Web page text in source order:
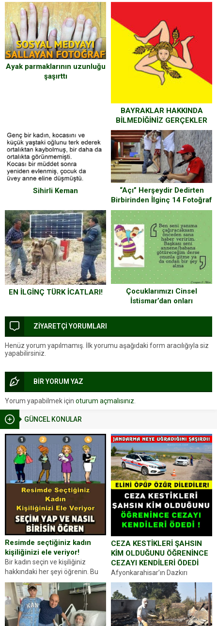
GÜNCEL KONULAR
Resimde seçtiğiniz kadın
kişiliğinizi ele veriyor!
Bir kadın seçin ve kişiliğiniz
hakkındaki her şeyi öğrenin. Bu
kez karşınıza oldukça farklı bir
kişilik testiyle çıkıyoruz. Resimde
gördüğünüz kadın figürlerinden
dikkatinizi en...
CEZA KESTİKLERİ ŞAHSIN
KİM OLDUĞUNU ÖĞRENİNCE
CEZAYI KENDİLERİ ÖDEDİ
Afyonkarahisar’ın Dazkırı
ilçesinde trafik uygulaması
yapan jandarma ekipleri
durdurdukları bir otomobilin
sürücüsünden ehliyet ve ruhsat
sorup belgelerini istedi. Sürücü
Ayak parmaklarının uzunluğu
şaşırttı
BAYRAKLAR HAKKINDA
BİLMEDİĞİNİZ GERÇEKLER
Sihirli Keman
“Açı” Herşeydir Dedirten
Birbirinden İlginç 14 Fotoğraf
EN İLGİNÇ TÜRK İCATLARI!
Çocuklarımızı Cinsel
İstismar’dan onları
ZİYARETÇİ YORUMLARI
Henüz yorum yapılmamış. İlk yorumu aşağıdaki form aracılığıyla siz
yapabilirsiniz.
BİR YORUM YAZ
Yorum yapabilmek için oturum açmalısınız